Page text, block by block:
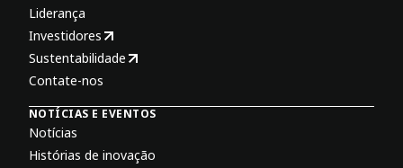
Liderança
Investidores
Sustentabilidade
Contate-nos
NOTÍCIAS E EVENTOS
Notícias
Histórias de inovação